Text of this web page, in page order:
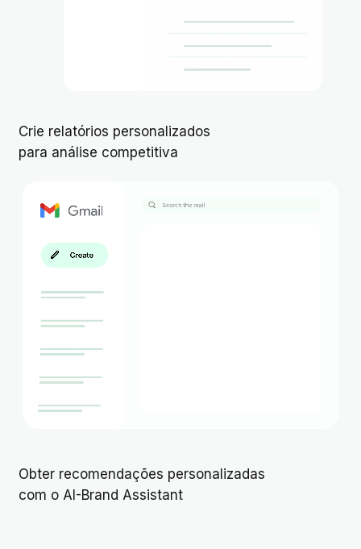
Crie relatórios personalizados
para análise competitiva
Obter recomendações personalizadas
com o AI-Brand Assistant